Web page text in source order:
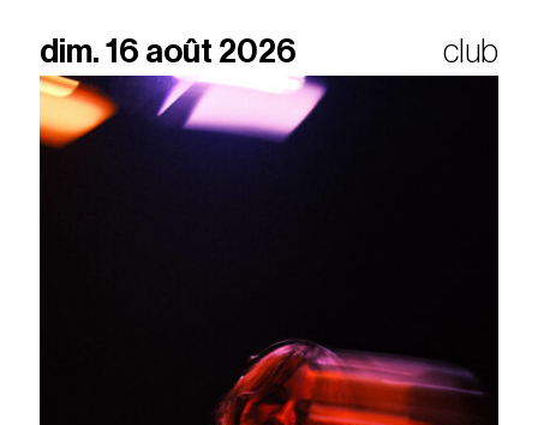
dim. 16 août 2026 club